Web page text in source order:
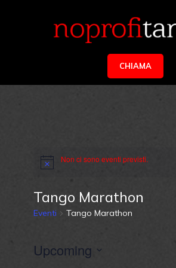
CHIAMA
Non ci sono eventi previsti.
Tango Marathon
Eventi Tango Marathon
Upcoming